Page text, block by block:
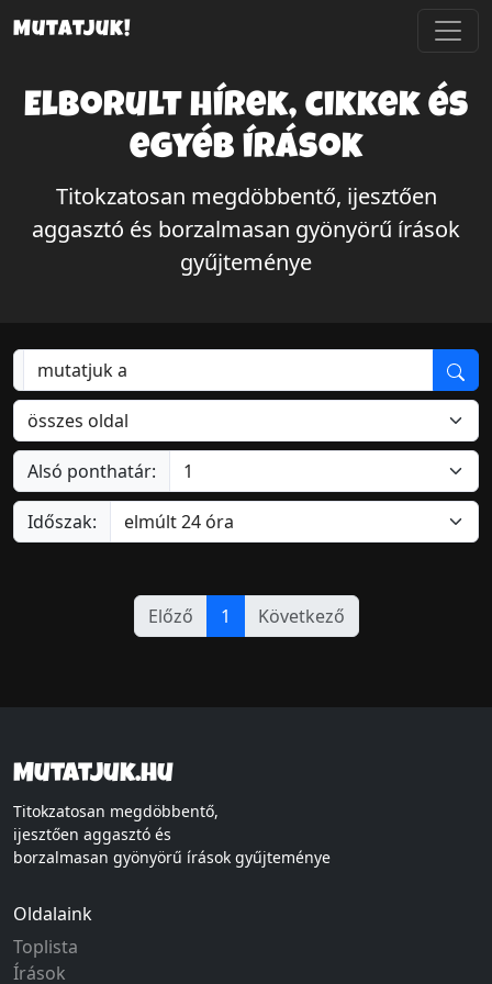
Mutatjuk!
Elborult hírek, cikkek és
egyéb írások
Titokzatosan megdöbbentő, ijesztően
aggasztó és borzalmasan gyönyörű írások
gyűjteménye
Alsó ponthatár:
Időszak:
Előző 1 Következő
Mutatjuk.hu
Titokzatosan megdöbbentő,
ijesztően aggasztó és
borzalmasan gyönyörű írások gyűjteménye
Oldalaink
Toplista
Írások